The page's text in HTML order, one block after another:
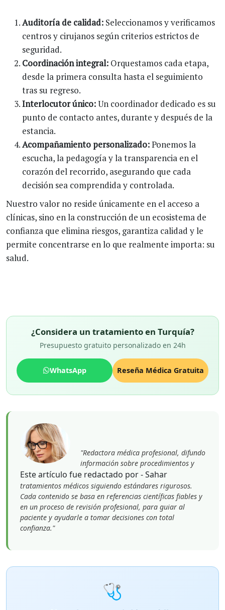
Auditoría de calidad: Seleccionamos y verificamos
centros y cirujanos según criterios estrictos de
seguridad.
Coordinación integral: Orquestamos cada etapa,
desde la primera consulta hasta el seguimiento
tras su regreso.
Interlocutor único:Un coordinador dedicado es su
punto de contacto antes, durante y después de la
estancia.
Acompañamiento personalizado:Ponemos la
escucha, la pedagogía y la transparencia en el
corazón del recorrido, asegurando que cada
decisión sea comprendida y controlada.
Nuestro valor no reside únicamente en el acceso a
clínicas, sino en la construcción de un ecosistema de
confianza que elimina riesgos, garantiza calidad y le
permite concentrarse en lo que realmente importa: su
salud.
¿Considera un tratamiento en Turquía?
Presupuesto gratuito personalizado en 24h
WhatsApp Reseña Médica Gratuita
Este artículo fue redactado por - Sahar
"Redactora médica profesional, difundo
información sobre procedimientos y
tratamientos médicos siguiendo estándares rigurosos.
Cada contenido se basa en referencias científicas fiables y
en un proceso de revisión profesional, para guiar al
paciente y ayudarle a tomar decisiones con total
confianza."
🩺